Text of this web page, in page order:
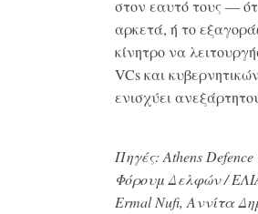
στον εαυτό τους —
αρκετά, ή το
κίνητρο να
VCs και
ενισχύει
Πηγές: Athens Defence
Φόρουμ Δελφών /
Ermal Nufi, Αννίτα